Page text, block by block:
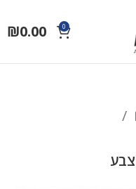
0
₪0.00